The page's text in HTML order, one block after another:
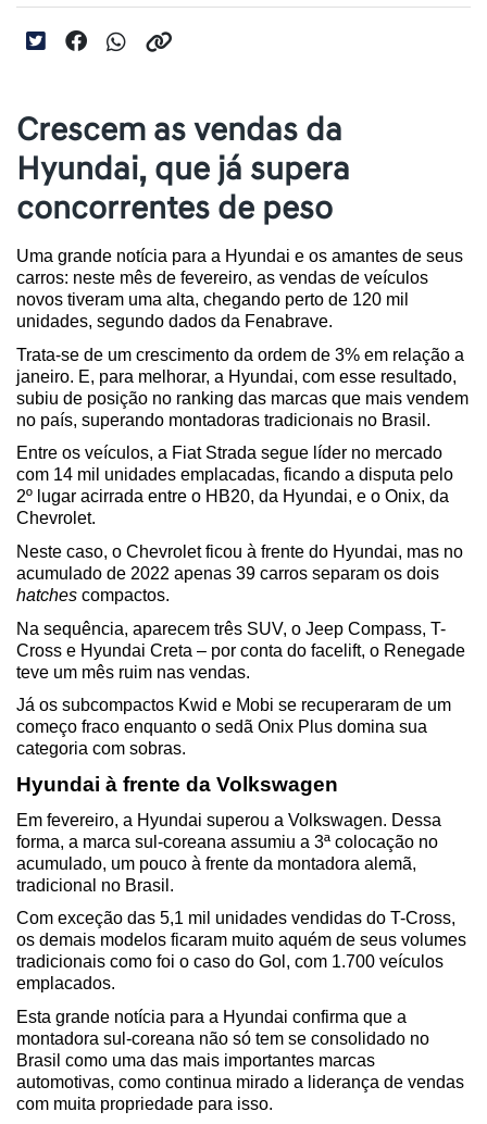
Crescem as vendas da
Hyundai, que já supera
concorrentes de peso
Uma grande notícia para a Hyundai e os amantes de seus
carros: neste mês de fevereiro, as vendas de veículos
novos tiveram uma alta, chegando perto de 120 mil
unidades, segundo dados da Fenabrave.
Trata-se de um crescimento da ordem de 3% em relação a
janeiro. E, para melhorar, a Hyundai, com esse resultado,
subiu de posição no ranking das marcas que mais vendem
no país, superando montadoras tradicionais no Brasil.
Entre os veículos, a Fiat Strada segue líder no mercado
com 14 mil unidades emplacadas, ficando a disputa pelo
2º lugar acirrada entre o HB20, da Hyundai, e o Onix, da
Chevrolet.
Neste caso, o Chevrolet ficou à frente do Hyundai, mas no
hatches compactos.
Na sequência, aparecem três SUV, o Jeep Compass, T-
Cross e Hyundai Creta – por conta do facelift, o Renegade
teve um mês ruim nas vendas.
Já os subcompactos Kwid e Mobi se recuperaram de um
começo fraco enquanto o sedã Onix Plus domina sua
categoria com sobras.
Hyundai à frente da Volkswagen
Em fevereiro, a Hyundai superou a Volkswagen. Dessa
forma, a marca sul-coreana assumiu a 3ª colocação no
acumulado, um pouco à frente da montadora alemã,
tradicional no Brasil.
Com exceção das 5,1 mil unidades vendidas do T-Cross,
os demais modelos ficaram muito aquém de seus volumes
tradicionais como foi o caso do Gol, com 1.700 veículos
emplacados.
Esta grande notícia para a Hyundai confirma que a
montadora sul-coreana não só tem se consolidado no
Brasil como uma das mais importantes marcas
automotivas, como continua mirado a liderança de vendas
com muita propriedade para isso.